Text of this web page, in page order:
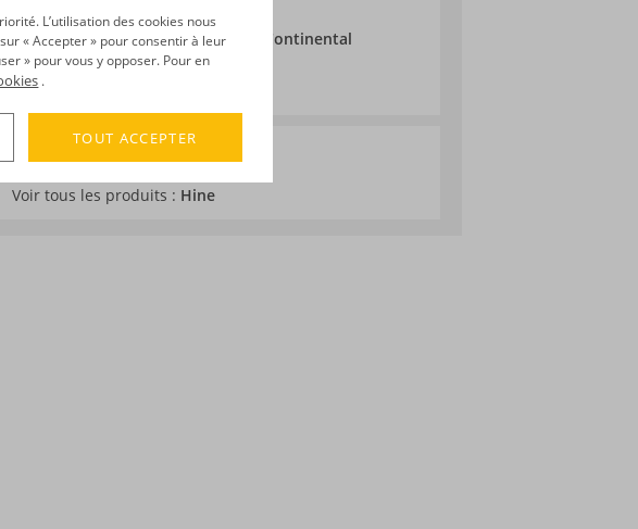
Distillation :
Alambic
Environnement de vieillissement :
Continental
Volume :70CL
Degré :
DÉCOUVERTE
Voir tous les produits : Hine
L’utilisation des cookies nous
« Accepter » pour consentir à leur
» pour vous y opposer. Pour en
.
TOUT ACCEPTER